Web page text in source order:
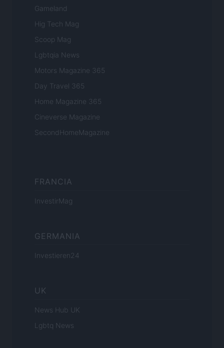
Gameland
Hig Tech Mag
Scoop Mag
Lgbtqia News
Motors Magazine 365
Day Travel 365
Home Magazine 365
Cineverse Magazine
SecondHomeMagazine
FRANCIA
InvestirMag
GERMANIA
Investieren24
UK
News Hub UK
Lgbtq News